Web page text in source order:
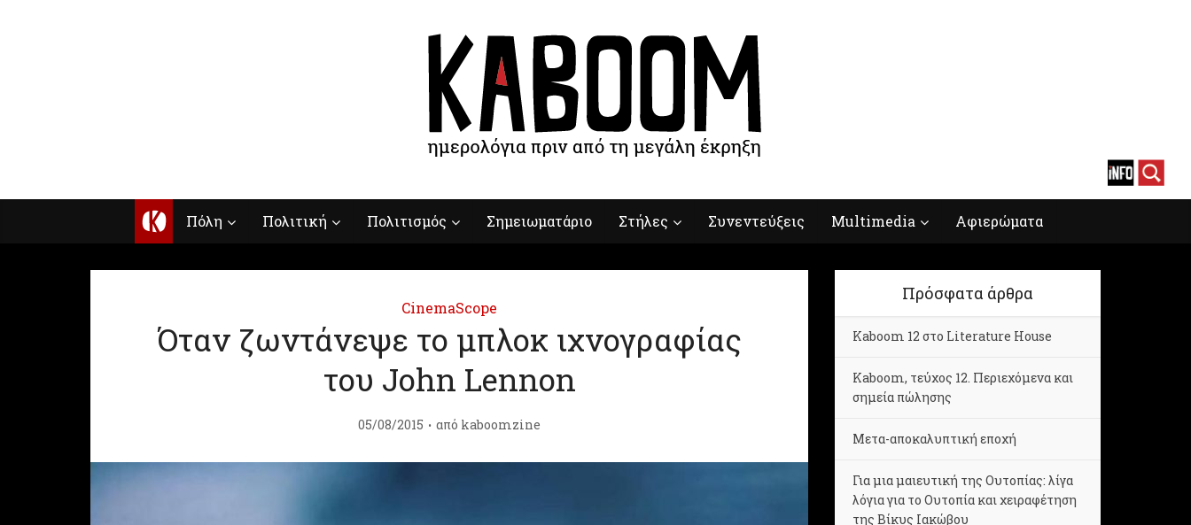
Κ Πόλη Πολιτική Πολιτισμός Σημειωματάριο Στήλες Συνεντεύξεις Multimedia Αφιερώματα
CinemaScope
Όταν ζωντάνεψε το μπλοκ ιχνογραφίας
του John Lennon
05/08/2015 από kaboomzine
Πρόσφατα άρθρα
Kaboom 12 στο Literature House
Kaboom, τεύχος 12. Περιεχόμενα και
σημεία πώλησης
Μετα-αποκαλυπτική εποχή
Για μια μαιευτική της Ουτοπίας: λίγα
λόγια για το Ουτοπία και χειραφέτηση
της Βίκυς Ιακώβου